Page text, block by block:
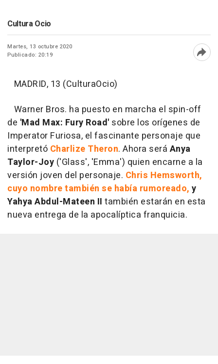
Cultura Ocio
Martes, 13 octubre 2020
Publicado: 20:19
MADRID, 13 (CulturaOcio)
Warner Bros. ha puesto en marcha el spin-off
de 'Mad Max: Fury Road' sobre los orígenes de
Imperator Furiosa, el fascinante personaje que
interpretó Charlize Theron. Ahora será Anya
Taylor-Joy ('Glass', 'Emma') quien encarne a la
versión joven del personaje. Chris Hemsworth,
cuyo nombre también se había rumoreado, y
Yahya Abdul-Mateen II también estarán en esta
nueva entrega de la apocalíptica franquicia.